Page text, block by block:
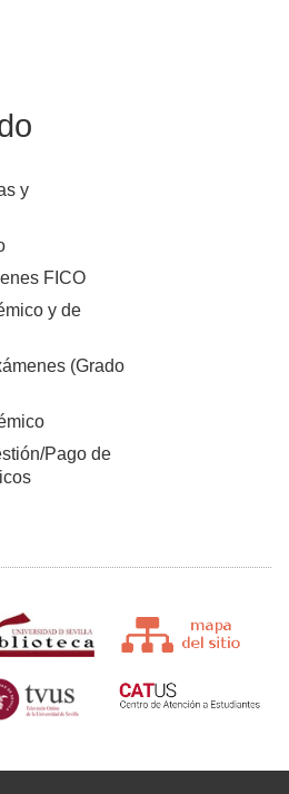
y
FICO
y de
(Grado
Pago de